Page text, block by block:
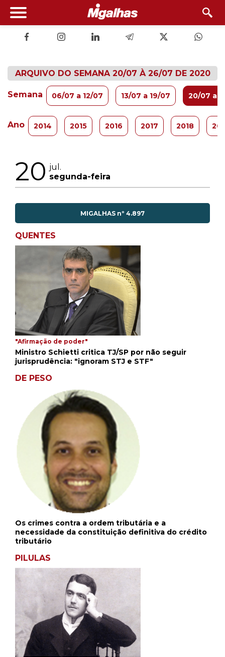
ARQUIVO DO SEMANA 20/07 À 26/07 DE 2020
Semana 06/07 a 12/07 13/07 a 19/07 20/07 a
Ano 2014 2015 2016 2017 2018
20 jul.
segunda-feira
MIGALHAS nº 4.897
QUENTES
"Afirmação de poder"
Ministro Schietti critica TJ/SP por não seguir
jurisprudência: "ignoram STJ e STF"
DE PESO
Os crimes contra a ordem tributária e a
necessidade da constituição definitiva do crédito
tributário
PILULAS